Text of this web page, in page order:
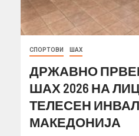
СПОРТОВИ ШАХ
ДРЖАВНО
ШАХ 2026 НА
ТЕЛЕСЕН
МАКЕДОНИЈА